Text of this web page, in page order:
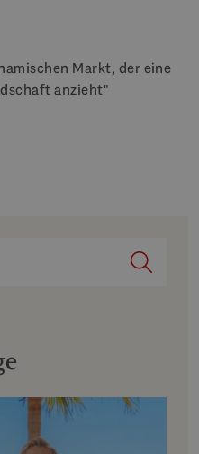
Markt, der eine
anzieht"